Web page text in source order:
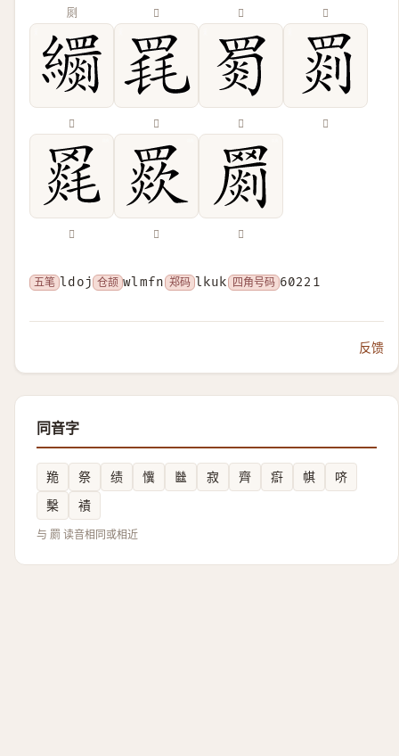
㓹 𠫈 𣯅 𦆡
𦇧 𦋋 𦋴 𦋺
𦌓 𦌗 𦌞
五笔 ldoj 仓颉 wlmfn 郑码 lkuk 四角号码 60221
反馈
同音字
䍯 祭 绩 懻 㡭 寂 齊 㾵 帺
哜
檕
襀
与 罽 读音相同或相近